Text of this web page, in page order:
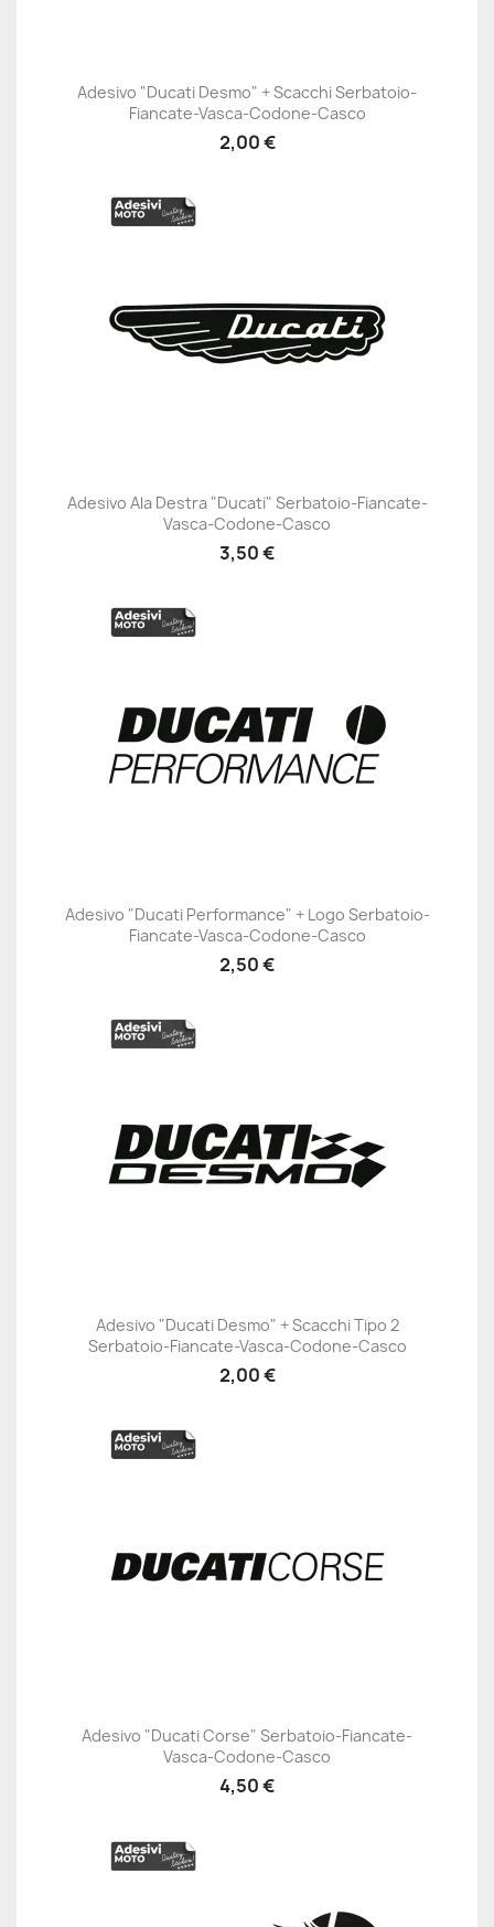
Adesivo "Ducati Desmo" + Scacchi Serbatoio-
Fiancate-Vasca-Codone-Casco
2,00 €
Adesivo Ala Destra "Ducati" Serbatoio-Fiancate-
Vasca-Codone-Casco
3,50 €
Adesivo "Ducati Performance" + Logo Serbatoio-
Fiancate-Vasca-Codone-Casco
2,50 €
Adesivo "Ducati Desmo" + Scacchi Tipo 2
Serbatoio-Fiancate-Vasca-Codone-Casco
2,00 €
Adesivo "Ducati Corse" Serbatoio-Fiancate-
Vasca-Codone-Casco
4,50 €